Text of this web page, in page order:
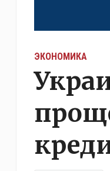
ЭКОНОМИКА